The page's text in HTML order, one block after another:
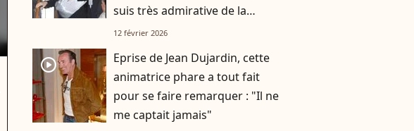
suis très admirative de la
manière dont elle gère"
12 février 2026
player2
Eprise de Jean Dujardin, cette
animatrice phare a tout fait
pour se faire remarquer : "Il ne
me captait jamais"